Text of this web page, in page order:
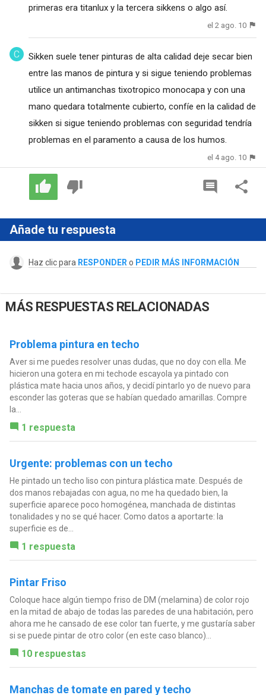
primeras era titanlux y la tercera sikkens o algo así.
el 2 ago. 10
Sikken suele tener pinturas de alta calidad deje secar bien
entre las manos de pintura y si sigue teniendo problemas
utilice un antimanchas tixotropico monocapa y con una
mano quedara totalmente cubierto, confíe en la calidad de
sikken si sigue teniendo problemas con seguridad tendría
problemas en el paramento a causa de los humos.
el 4 ago. 10
Añade tu respuesta
Haz clic para RESPONDER o PEDIR MÁS INFORMACIÓN
MÁS RESPUESTAS RELACIONADAS
Problema pintura en techo
Aver si me puedes resolver unas dudas, que no doy con ella. Me
hicieron una gotera en mi techode escayola ya pintado con
plástica mate hacia unos años, y decidí pintarlo yo de nuevo para
esconder las goteras que se habían quedado amarillas. Compre
la...
1 respuesta
Urgente: problemas con un techo
He pintado un techo liso con pintura plástica mate. Después de
dos manos rebajadas con agua, no me ha quedado bien, la
superficie aparece poco homogénea, manchada de distintas
tonalidades y no se qué hacer. Como datos a aportarte: la
superficie es de...
1 respuesta
Pintar Friso
Coloque hace algún tiempo friso de DM (melamina) de color rojo
en la mitad de abajo de todas las paredes de una habitación, pero
ahora me he cansado de ese color tan fuerte, y me gustaría saber
si se puede pintar de otro color (en este caso blanco)...
10 respuestas
Manchas de tomate en pared y techo